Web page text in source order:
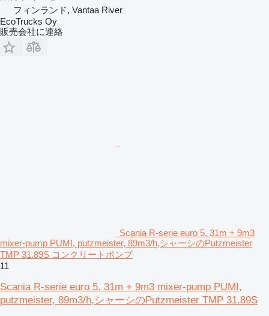
フィンランド, Vantaa River
EcoTrucks Oy
販売会社に連絡
Scania R-serie euro 5, 31m + 9m3
mixer-pump PUMI, putzmeister, 89m3/h,シャーシのPutzmeister
TMP 31.89S コンクリートポンプ
11
Scania R-serie euro 5, 31m + 9m3 mixer-pump PUMI,
putzmeister, 89m3/h,シャーシのPutzmeister TMP 31.89S